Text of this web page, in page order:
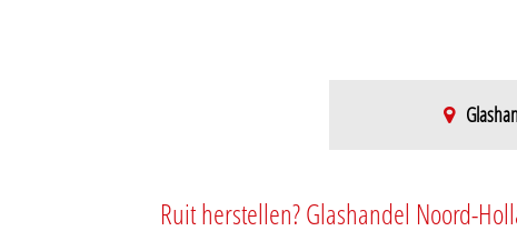
Ruit herstellen? Glashandel Noord-